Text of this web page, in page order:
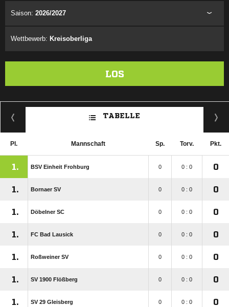
Saison: 2026/2027
Wettbewerb: Kreisoberliga
LOS
TABELLE
Pl. Mannschaft Sp. Torv. Pkt.
1. BSV Einheit Frohburg 0 0 : 0 0
1. Bornaer SV 0 0 : 0 0
1. Döbelner SC 0 0 : 0 0
1. FC Bad Lausick 0 0 : 0 0
1. Roßweiner SV 0 0 : 0 0
1. SV 1900 Flößberg 0 0 : 0 0
1. SV 29 Gleisberg 0 0 : 0 0